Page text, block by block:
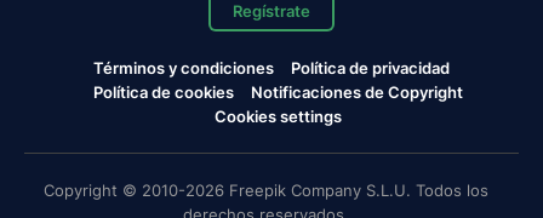
Regístrate
Términos y condiciones
Política de privacidad
Política de cookies
Notificaciones de Copyright
Cookies settings
Copyright © 2010-2026 Freepik Company S.L.U. Todos los